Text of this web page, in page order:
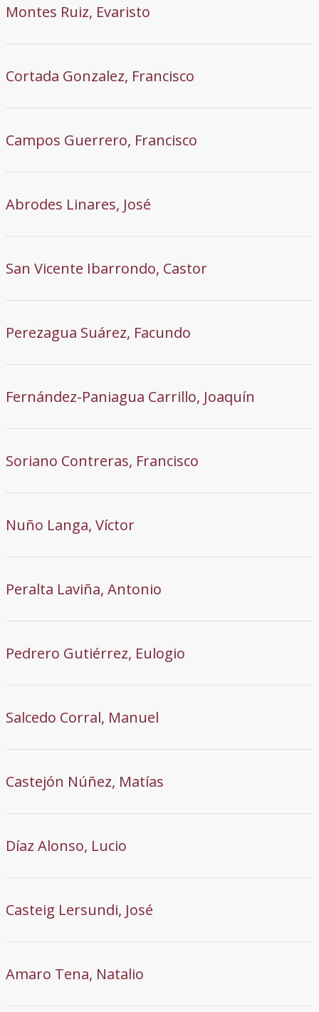
Montes Ruiz, Evaristo
Cortada Gonzalez, Francisco
Campos Guerrero, Francisco
Abrodes Linares, José
San Vicente Ibarrondo, Castor
Perezagua Suárez, Facundo
Fernández-Paniagua Carrillo, Joaquín
Soriano Contreras, Francisco
Nuño Langa, Víctor
Peralta Laviña, Antonio
Pedrero Gutiérrez, Eulogio
Salcedo Corral, Manuel
Castejón Núñez, Matías
Díaz Alonso, Lucio
Casteig Lersundi, José
Amaro Tena, Natalio